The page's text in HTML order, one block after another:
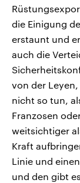
die Einigung
erstaunt und
auch die
von der
nicht so tun,
Franzosen
weitsichtiger
Kraft
Linie und
und den gibt